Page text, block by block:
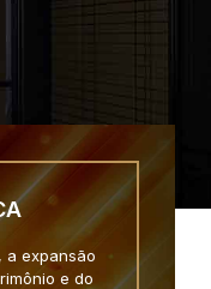
a expansão
e do